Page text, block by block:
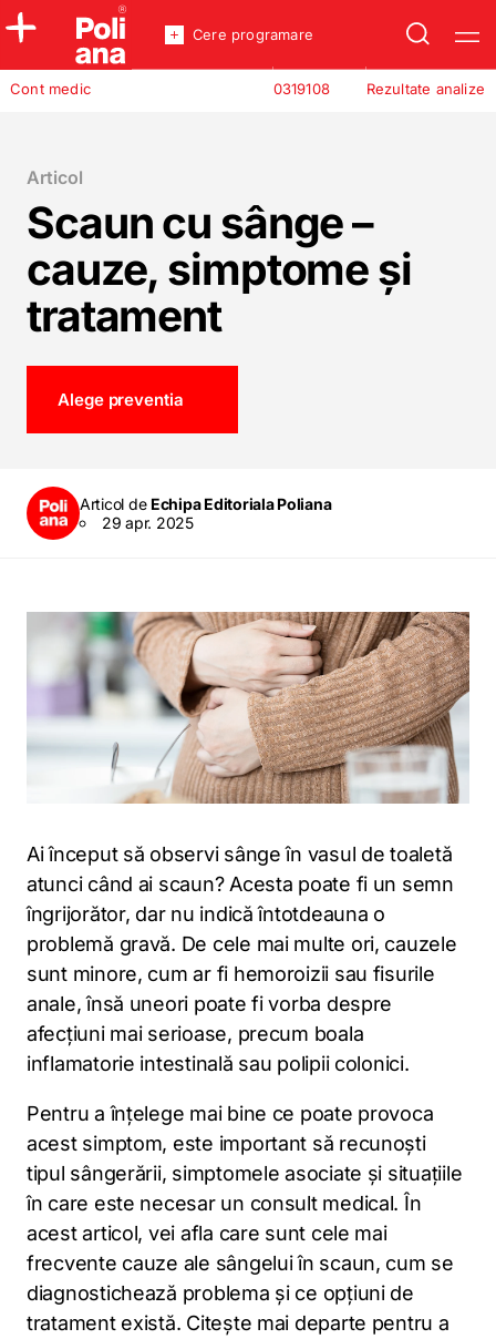
Policlinica
Cont medic Rezultate analize
0319108
Cere programare
Articol
Scaun cu sânge –
cauze, simptome și
tratament
Alege preventia
Articol de Echipa Editoriala Poliana
29 apr. 2025
Ai început să observi sânge în vasul de toaletă
atunci când ai scaun? Acesta poate fi un semn
îngrijorător, dar nu indică întotdeauna o
problemă gravă. De cele mai multe ori, cauzele
sunt minore, cum ar fi hemoroizii sau fisurile
anale, însă uneori poate fi vorba despre
afecțiuni mai serioase, precum boala
inflamatorie intestinală sau polipii colonici.
Pentru a înțelege mai bine ce poate provoca
acest simptom, este important să recunoști
tipul sângerării, simptomele asociate și situațiile
în care este necesar un consult medical. În
acest articol, vei afla care sunt cele mai
frecvente cauze ale sângelui în scaun, cum se
diagnostichează problema și ce opțiuni de
tratament există. Citește mai departe pentru a